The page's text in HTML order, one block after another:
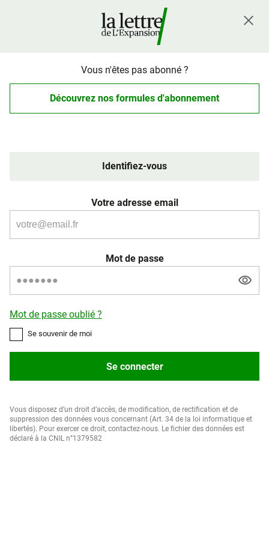
Vous n'êtes pas abonné ?
Découvrez nos formules d'abonnement
Identifiez-vous
Votre adresse email
Mot de passe
Mot de passe oublié ?
Se souvenir de moi
Se connecter
Vous disposez d’un droit d’accès, de modification, de rectification et de
suppression des données vous concernant (Art. 34 de la loi informatique et
libertés). Pour exercer ce droit, contactez-nous. Le fichier des données est
déclaré à la CNIL n°1379582